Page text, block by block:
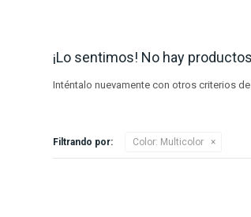
¡Lo sentimos! No hay
Inténtalo nuevamente con otros criterios
Filtrando por: Color: Multicolor